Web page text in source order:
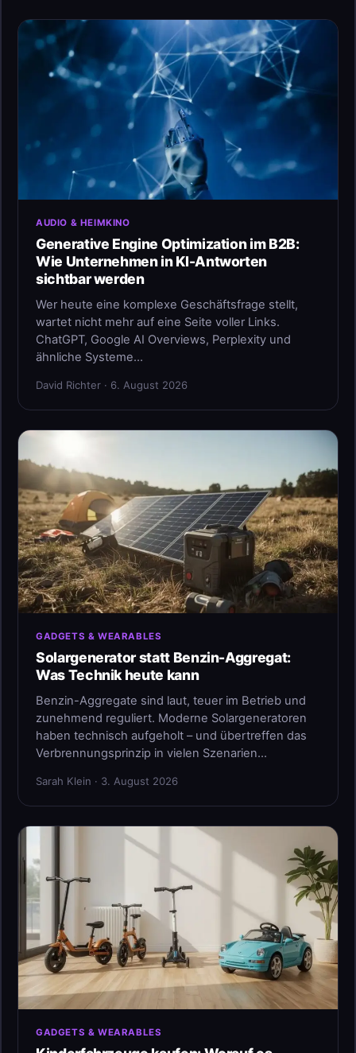
AUDIO & HEIMKINO
Generative Engine Optimization im B2B:
Wie Unternehmen in KI-Antworten
sichtbar werden
Wer heute eine komplexe Geschäftsfrage stellt,
wartet nicht mehr auf eine Seite voller Links.
ChatGPT, Google AI Overviews, Perplexity und
ähnliche Systeme…
David Richter · 6. August 2026
GADGETS & WEARABLES
Solargenerator statt Benzin-Aggregat:
Was Technik heute kann
Benzin-Aggregate sind laut, teuer im Betrieb und
zunehmend reguliert. Moderne Solargeneratoren
haben technisch aufgeholt – und übertreffen das
Verbrennungsprinzip in vielen Szenarien…
Sarah Klein · 3. August 2026
GADGETS & WEARABLES